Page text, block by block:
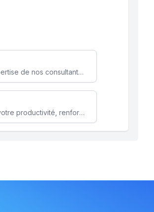
Optimisez votre stratégie informatique avec l'expertise de nos consultants pour améliorer votre efficacité et sécurité.
Microsoft 365 une solution complète qui booste votre productivité, renforce la sécurité de vos données et facilite la collaboration.